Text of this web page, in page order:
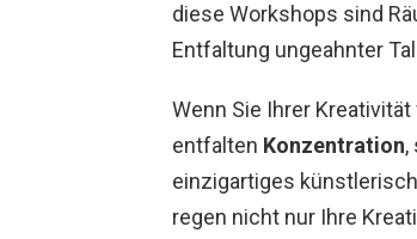
diese Workshops sind
Entfaltung ungeahnter
Wenn Sie Ihrer
entfalten Konzentration,
einzigartiges
regen nicht nur Ihre